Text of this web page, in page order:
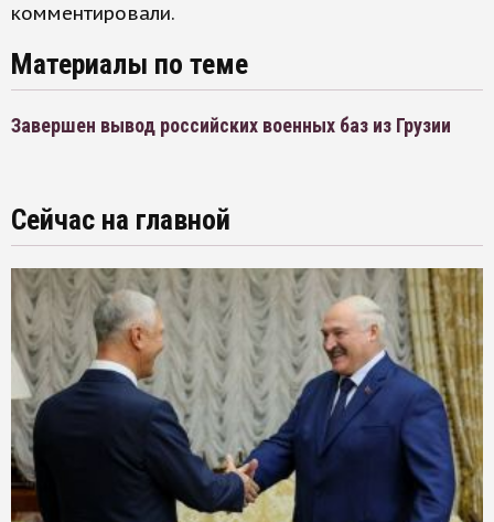
комментировали.
Материалы по теме
Завершен вывод российских военных баз из Грузии
Сейчас на главной